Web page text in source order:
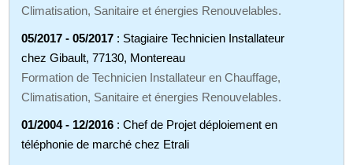
Climatisation, Sanitaire et énergies Renouvelables.
05/2017 - 05/2017 : Stagiaire Technicien Installateur
chez Gibault, 77130, Montereau
Formation de Technicien Installateur en Chauffage,
Climatisation, Sanitaire et énergies Renouvelables.
01/2004 - 12/2016 : Chef de Projet déploiement en
téléphonie de marché chez Etrali